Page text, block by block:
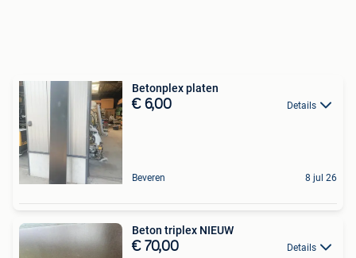
Betonplex platen
€ 6,00 Details
Beveren 8 jul 26
Beton triplex NIEUW
€ 70,00 Details